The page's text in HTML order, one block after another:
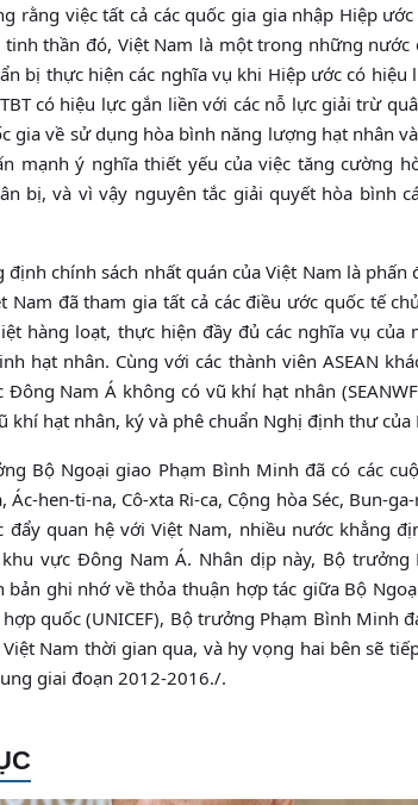
rằng việc tất cả các quốc gia gia nhập Hiệp
thần đó, Việt Nam là một trong những nước
bị thực hiện các nghĩa vụ khi Hiệp ước có hiệu
có hiệu lực gắn liền với các nỗ lực giải trừ
gia về sử dụng hòa bình năng lượng hạt nhân
mạnh ý nghĩa thiết yếu của việc tăng cường
bị, và vì vậy nguyên tắc giải quyết hòa bình
chính sách nhất quán của Việt Nam là
Nam đã tham gia tất cả các điều ước quốc tế
hàng loạt, thực hiện đầy đủ các nghĩa vụ của
hạt nhân. Cùng với các thành viên ASEAN
Nam Á không có vũ khí hạt nhân
khí hạt nhân, ký và phê chuẩn Nghị định thư của
Bộ Ngoại giao Phạm Bình Minh đã có các
hen-ti-na, Cô-xta Ri-ca, Cộng hòa Séc, Bun-
quan hệ với Việt Nam, nhiều nước khẳng
vực Đông Nam Á. Nhân dịp này, Bộ
bản ghi nhớ về thỏa thuận hợp tác giữa Bộ
quốc (UNICEF), Bộ trưởng Phạm Bình Minh
Nam thời gian qua, và hy vọng hai bên sẽ
giai đoạn 2012-2016./.